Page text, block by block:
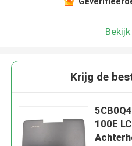
Krijg de
100E